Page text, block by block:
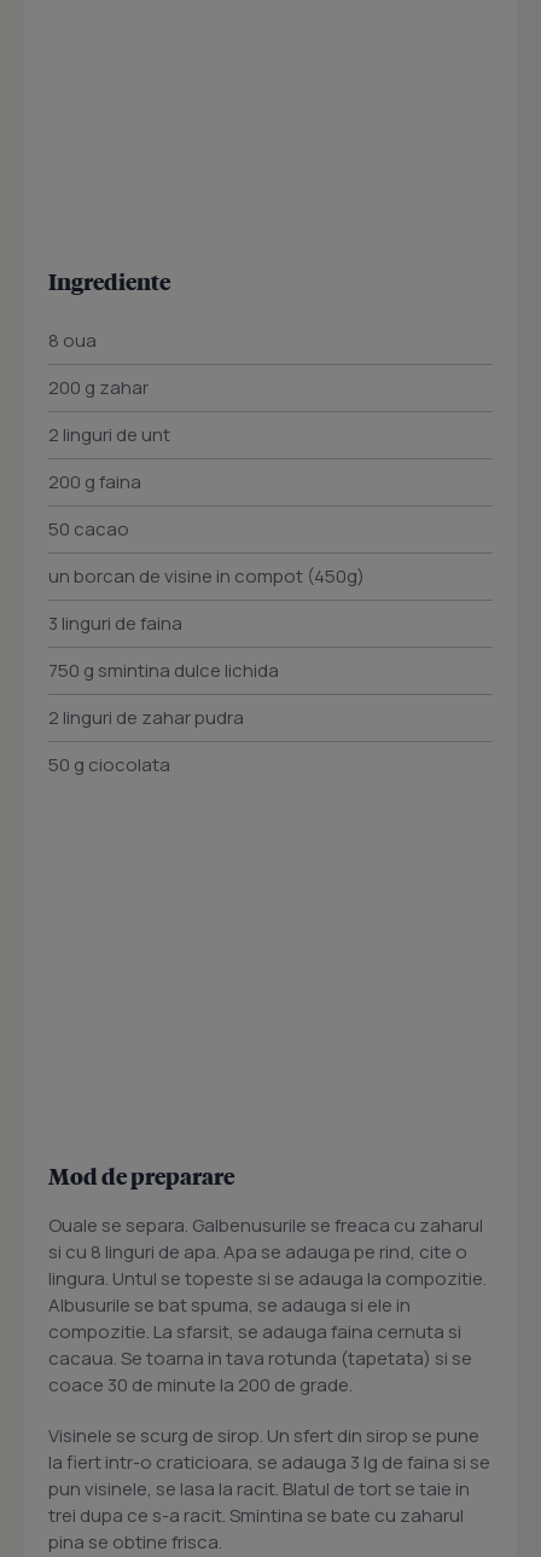
Ingrediente
8 oua
200 g zahar
2 linguri de unt
200 g faina
50 cacao
un borcan de visine in compot (450g)
3 linguri de faina
750 g smintina dulce lichida
2 linguri de zahar pudra
50 g ciocolata
Mod de preparare
Ouale se separa. Galbenusurile se freaca cu zaharul
si cu 8 linguri de apa. Apa se adauga pe rind, cite o
lingura. Untul se topeste si se adauga la compozitie.
Albusurile se bat spuma, se adauga si ele in
compozitie. La sfarsit, se adauga faina cernuta si
cacaua. Se toarna in tava rotunda (tapetata) si se
coace 30 de minute la 200 de grade.
Visinele se scurg de sirop. Un sfert din sirop se pune
la fiert intr-o craticioara, se adauga 3 lg de faina si se
pun visinele, se lasa la racit. Blatul de tort se taie in
trei dupa ce s-a racit. Smintina se bate cu zaharul
pina se obtine frisca.